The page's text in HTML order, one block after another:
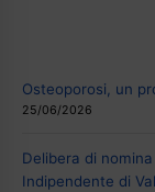
Osteoporosi, un
25/06/2026
Delibera di
Indipendente di